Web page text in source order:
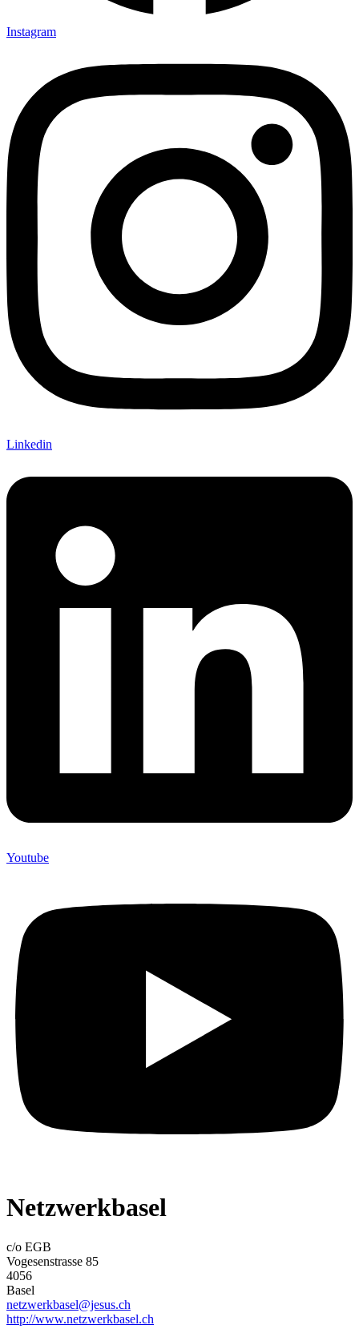
Instagram
Linkedin
Youtube
Netzwerkbasel
c/o EGB
Vogesenstrasse 85
4056
Basel
netzwerkbasel@jesus.ch
http://www.netzwerkbasel.ch